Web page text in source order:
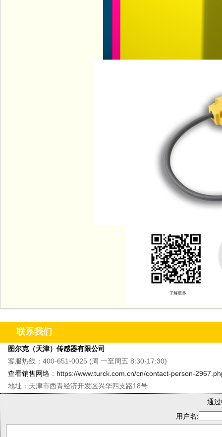
联系我们
图尔克（天津）传感器有限公司
客服热线：400-651-0025 (周 一至周五 8:30-17:30)
查看销售网络 ： https://www.turck.com.cn/cn/contact-person-
地址：天津市西青经济开发区兴华四支路18号
通
用户名: